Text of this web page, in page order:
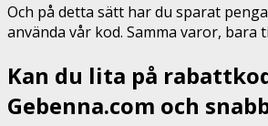
Och på detta sätt har du sparat
använda vår kod. Samma varor, bara
Kan du lita på
Gebenna.com och